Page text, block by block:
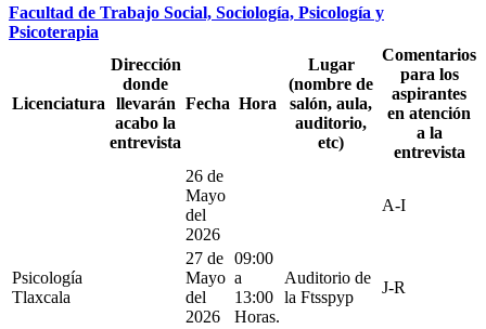
Facultad de Trabajo Social, Sociología, Psicología y
Psicoterapia
Licenciatura
Dirección
donde
llevarán
acabo la
entrevista
Fecha Hora
Lugar
(nombre de
salón, aula,
auditorio,
etc)
Comentarios
para los
aspirantes
en atención
a la
entrevista
Psicología
Tlaxcala
26 de
Mayo
del
2026
09:00
a
13:00
Horas.
Auditorio de
la Ftsspyp
A-I
27 de
Mayo
del
2026
J-R